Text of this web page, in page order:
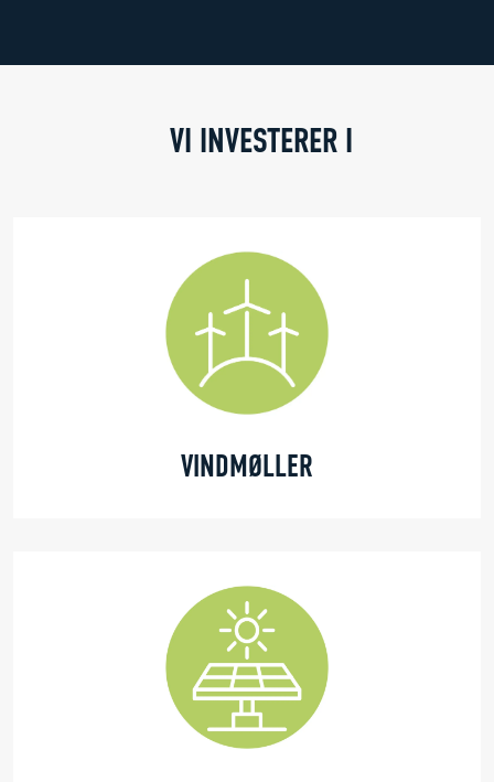
VI INVESTERER I
VINDMØLLER